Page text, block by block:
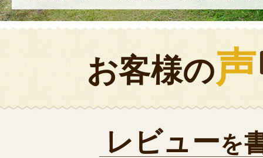
お客様の声
レビューを